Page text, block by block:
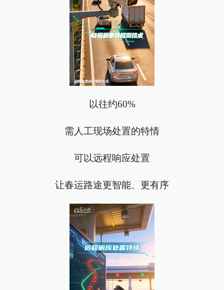
以往约60%
需人工现场处置的特情
可以远程响应处置
让春运路途更智能、更有序